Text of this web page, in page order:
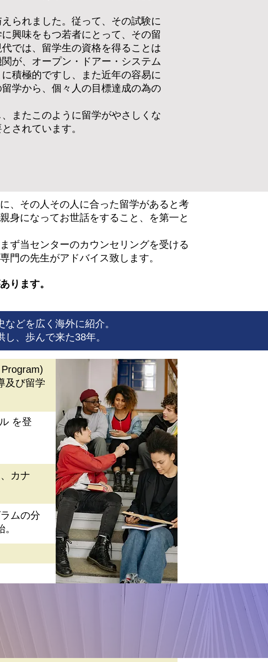
られました。従って、その試験に
興味をもつ若者にとって、その留
では、留学生の資格を得ることは
が、オープン・ドアー・システム
積極的ですし、また近年の容易に
学から、個々人の目標達成の為の
またこのように留学がやさしくな
されています。
、その人その人に合った留学があると考
身になってお世話をすること、を第一と
ず当センターのカウンセリングを受ける
門の先生がアドバイス致します。
ります。
どを広く海外に紹介。
、歩んで来た38年。
及び留学
を登
カナ
ムの分